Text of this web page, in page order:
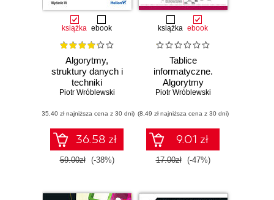
książka ebook
Algorytmy,
struktury danych i
techniki
programowania.
Piotr Wróblewski
(35,40 zł najniższa cena z 30 dni)
36.58 zł
59.00zł (-38%)
książka ebook
Tablice
informatyczne.
Algorytmy
Piotr Wróblewski
(8,49 zł najniższa cena z 30 dni)
9.01 zł
17.00zł (-47%)